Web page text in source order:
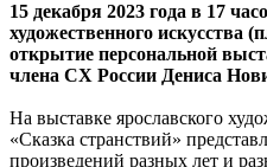
15 декабря 2023 года в 17
художественного искусства
открытие персональной
члена СХ России Дениса
На выставке ярославского
«Сказка странствий»
произведений разных лет и